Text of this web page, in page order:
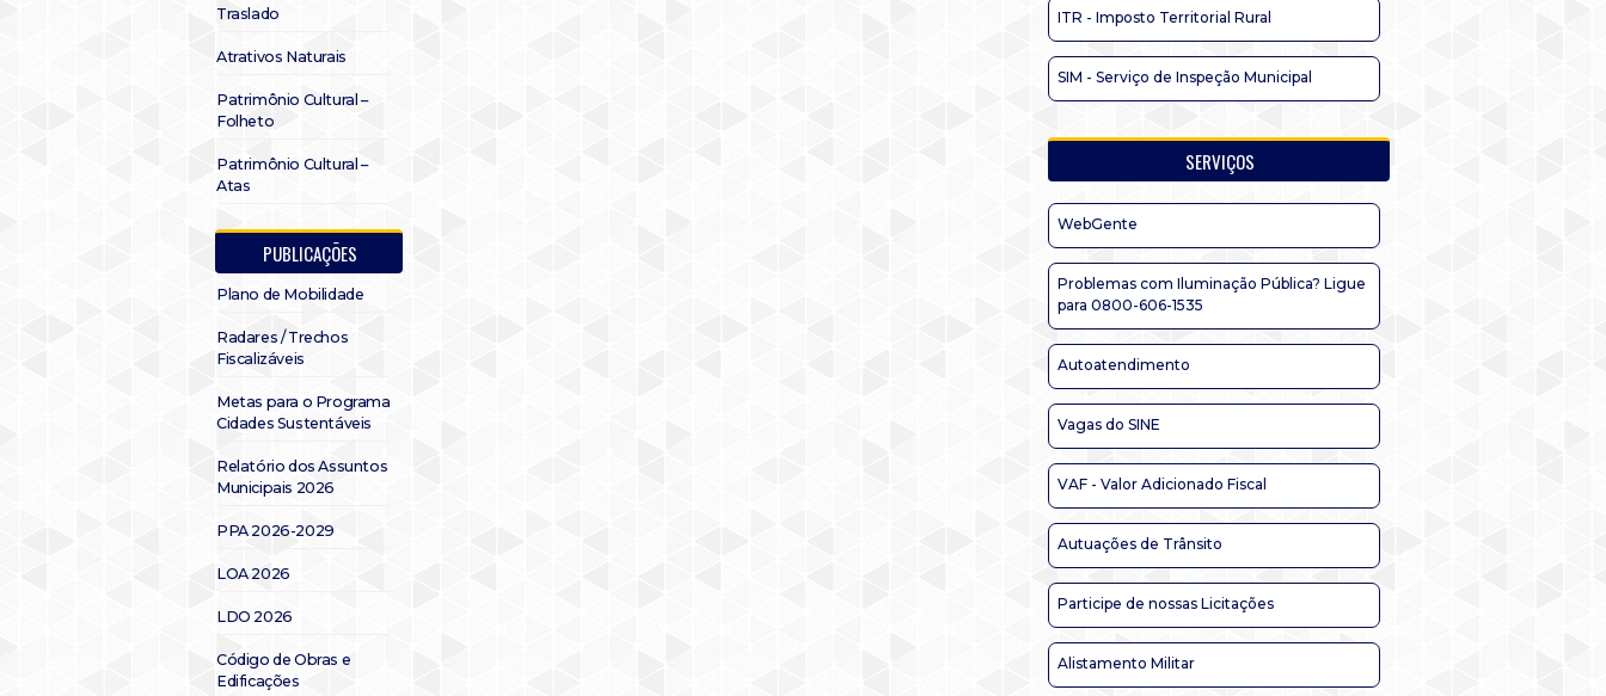
Traslado
Atrativos Naturais
Patrimônio Cultural –
Folheto
Patrimônio Cultural –
Atas
PUBLICAÇÕES
Plano de Mobilidade
Radares / Trechos
Fiscalizáveis
Metas para o Programa
Cidades Sustentáveis
Relatório dos Assuntos
Municipais 2026
PPA 2026-2029
LOA 2026
LDO 2026
Código de Obras e
Edificações
ITR - Imposto Territorial Rural
SIM - Serviço de Inspeção Municipal
SERVIÇOS
WebGente
Problemas com Iluminação Pública? Ligue
para 0800-606-1535
Autoatendimento
Vagas do SINE
VAF - Valor Adicionado Fiscal
Autuações de Trânsito
Participe de nossas Licitações
Alistamento Militar